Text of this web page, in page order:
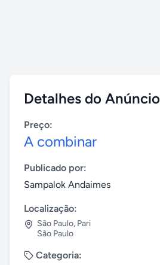
Detalhes do Anúncio
Preço:
A combinar
Publicado por:
Sampalok Andaimes
Localização:
São Paulo, Pari
São Paulo
Categoria: